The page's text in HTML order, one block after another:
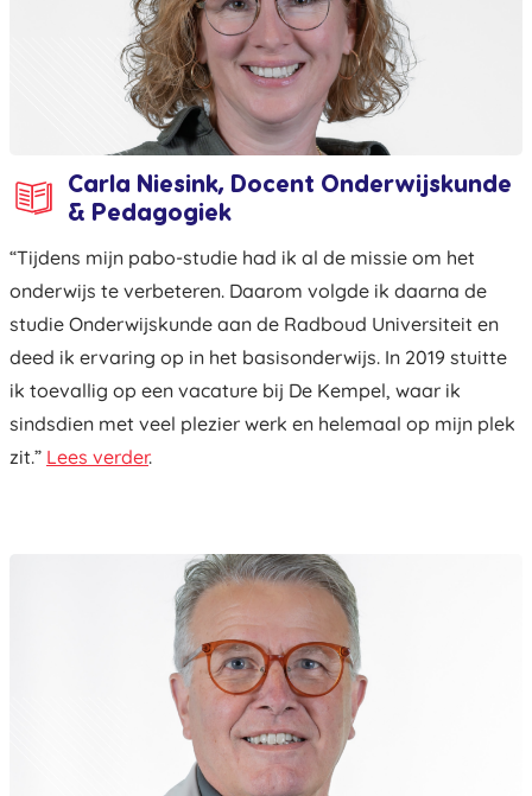
Carla Niesink, Docent Onderwijskunde
& Pedagogiek
“Tijdens mijn pabo-studie had ik al de missie om het
onderwijs te verbeteren. Daarom volgde ik daarna de
studie Onderwijskunde aan de Radboud Universiteit en
deed ik ervaring op in het basisonderwijs. In 2019 stuitte
ik toevallig op een vacature bij De Kempel, waar ik
sindsdien met veel plezier werk en helemaal op mijn plek
zit.” Lees verder.